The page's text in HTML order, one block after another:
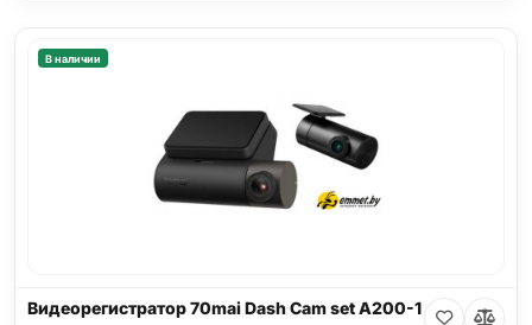
В наличии
Видеорегистратор 70mai Dash Cam set A200-1